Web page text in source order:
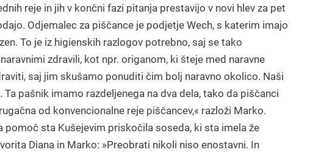
reje in jih v končni fazi pitanja prestavijo v novi hlev za pet
Odjemalec za piščance je podjetje Wech, s katerim imajo
To je iz higienskih razlogov potrebno, saj se tako
zdravili, kot npr. origanom, ki šteje med naravne
saj jim skušamo ponuditi čim bolj naravno okolico. Naši
pašnik imamo razdeljenega na dva dela, tako da piščanci
od konvencionalne reje piščancev,« razloži Marko.
pomoč sta Kušejevim priskočila soseda, ki sta imela že
Diana in Marko: »Preobrati nikoli niso enostavni. In